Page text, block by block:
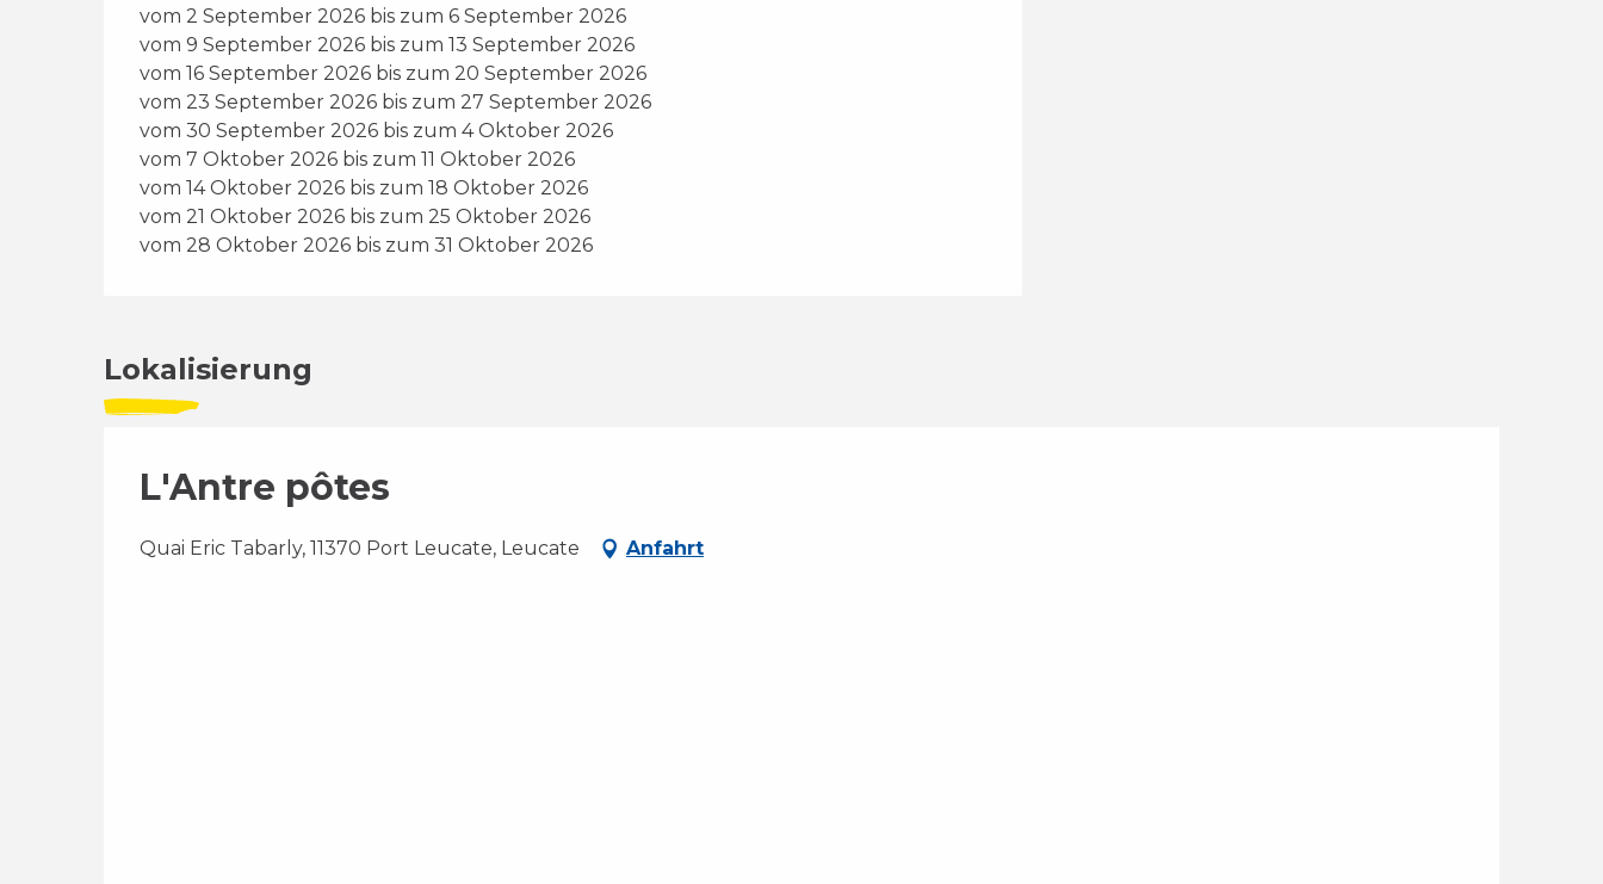
vom 2 September 2026 bis zum 6 September 2026
vom 9 September 2026 bis zum 13 September 2026
vom 16 September 2026 bis zum 20 September 2026
vom 23 September 2026 bis zum 27 September 2026
vom 30 September 2026 bis zum 4 Oktober 2026
vom 7 Oktober 2026 bis zum 11 Oktober 2026
vom 14 Oktober 2026 bis zum 18 Oktober 2026
vom 21 Oktober 2026 bis zum 25 Oktober 2026
vom 28 Oktober 2026 bis zum 31 Oktober 2026
Lokalisierung
L'Antre pôtes
Quai Eric Tabarly, 11370 Port Leucate, Leucate Anfahrt